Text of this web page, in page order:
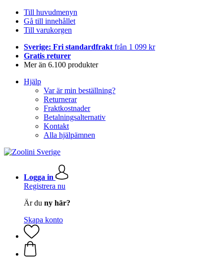
Till huvudmenyn
Gå till innehållet
Till varukorgen
Sverige: Fri standardfrakt från 1 099 kr
Gratis returer
Mer än 6.100 produkter
Hjälp
Var är min beställning?
Returnerar
Fraktkostnader
Betalningsalternativ
Kontakt
Alla hjälpämnen
Logga in
Registrera nu
Är du ny här?
Skapa konto